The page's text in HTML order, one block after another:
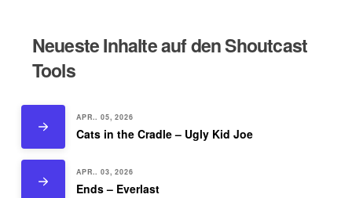
Neueste Inhalte auf den Shoutcast
Tools
APR.. 05, 2026
Cats in the Cradle – Ugly Kid Joe
APR.. 03, 2026
Ends – Everlast